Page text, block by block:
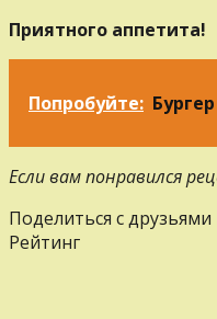
Приятного аппетита!
Попробуйте:
Если вам понравился
Поделиться с друзьями
Рейтинг